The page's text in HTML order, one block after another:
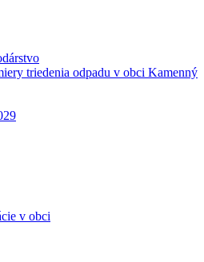
triedenia odpadu v obci Kamenný
v obci